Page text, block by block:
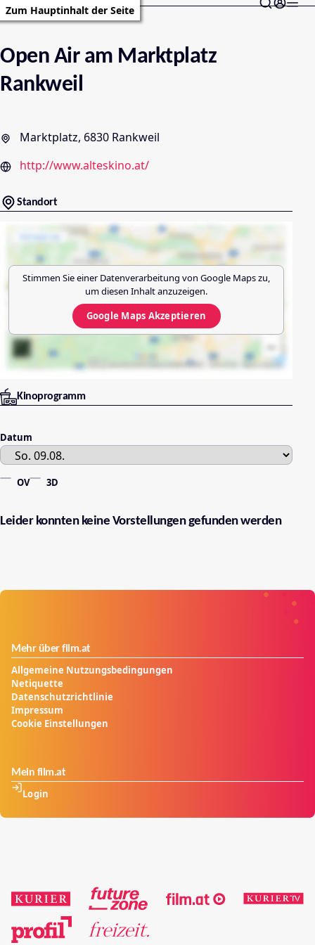
Zum Hauptinhalt der Seite
Open Air am Marktplatz
Rankweil
Marktplatz, 6830 Rankweil
http://www.alteskino.at/
Standort
Stimmen Sie einer Datenverarbeitung von Google Mapszu,
um diesen Inhalt anzuzeigen.
Google Maps Akzeptieren
Kinoprogramm
Datum
OV 3D
Leider konnten keine Vorstellungen gefunden werden
Mehr über film.at
Allgemeine Nutzungsbedingungen
Netiquette
Datenschutzrichtlinie
Impressum
Cookie Einstellungen
Mein film.at
Login